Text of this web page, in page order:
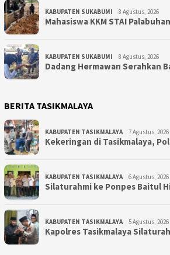
KABUPATEN SUKABUMI 8 Agustus, 2026
Mahasiswa KKM STAI
KABUPATEN SUKABUMI 8 Agustus, 2026
Dadang Hermawan Serahkan
BERITA TASIKMALAYA
KABUPATEN TASIKMALAYA 7 Agustus, 2026
Kekeringan di Tasikmalaya,
KABUPATEN TASIKMALAYA 6 Agustus, 2026
Silaturahmi ke Ponpes Baitul
KABUPATEN TASIKMALAYA 5 Agustus, 2026
Kapolres Tasikmalaya